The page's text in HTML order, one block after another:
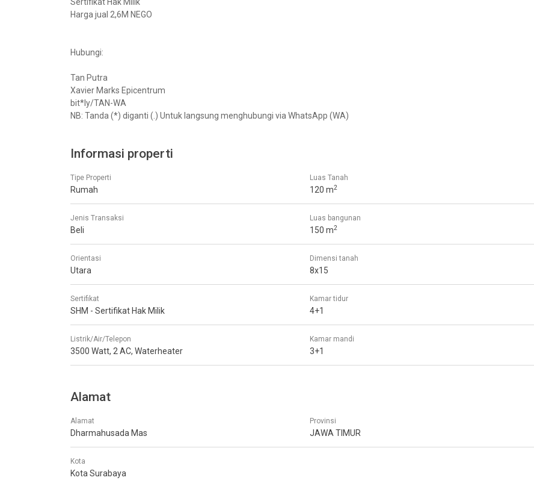
Harga jual 2,6M NEGO
Hubungi:
Tan Putra
Xavier Marks Epicentrum
bit*ly/TAN-WA
NB: Tanda (*) diganti (.) Untuk langsung menghubungi via WhatsApp (WA)
Informasi properti
Tipe Properti
Rumah
Luas Tanah
120 m2
Jenis Transaksi
Beli
Luas bangunan
150 m2
Orientasi
Utara
Dimensi tanah
8x15
Sertifikat
SHM - Sertifikat Hak Milik
Kamar tidur
4+1
Listrik/Air/Telepon
3500 Watt, 2 AC, Waterheater
Kamar mandi
3+1
Alamat
Alamat
Dharmahusada Mas
Provinsi
JAWA TIMUR
Kota
Kota Surabaya